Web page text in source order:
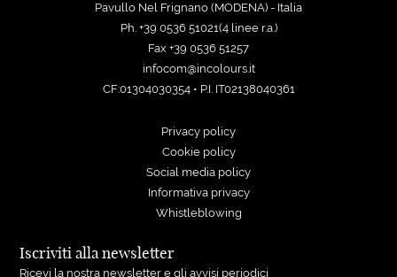
Pavullo Nel Frignano (MODENA) - Italia
Ph. +39 0536 51021(4 linee r.a.)
Fax +39 0536 51257
infocom@incolours.it
CF:01304030354 • P.I. IT02138040361
Privacy policy
Cookie policy
Social media policy
Informativa privacy
Whistleblowing
Iscriviti alla newsletter
Ricevi la nostra newsletter e gli avvisi periodici